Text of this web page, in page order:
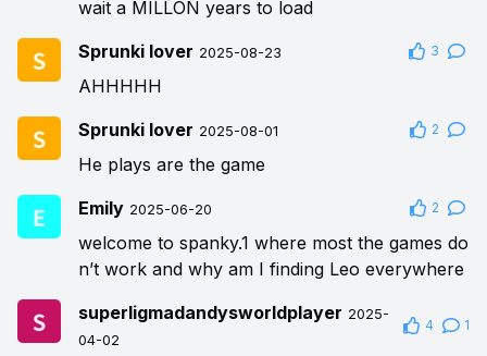
wait a MILLON years to load
Sprunki lover 2025-08-23 3
AHHHHH
Sprunki lover 2025-08-01 2
He plays are the game
Emily 2025-06-20 2
welcome to spanky.1 where most the games do
n’t work and why am I finding Leo everywhere
superligmadandysworldplayer 2025-
04-02
4 1